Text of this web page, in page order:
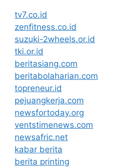
tv7.co.id
zenfitness.co.id
suzuki-2wheels.or.id
tki.or.id
beritasiang.com
beritabolaharian.com
topreneur.id
pejuangkerja.com
newsfortoday.org
ventstimenews.com
newsafric.net
kabar berita
berita printing